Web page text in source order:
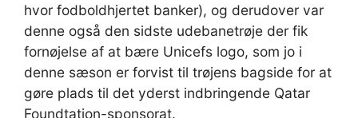
hvor fodboldhjertet banker), og derudover var
denne også den sidste udebanetrøje der fik
fornøjelse af at bære Unicefs logo, som jo i
denne sæson er forvist til trøjens bagside for at
gøre plads til det yderst indbringende Qatar
Foundtation-sponsorat.